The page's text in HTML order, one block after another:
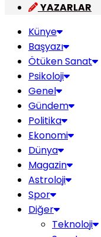
YAZARLAR
Künye
Başyazı
Ötüken Sanat
Psikoloji
Genel
Gündem
Politika
Ekonomi
Dünya
Magazin
Astroloji
Spor
Diğer
Teknoloji